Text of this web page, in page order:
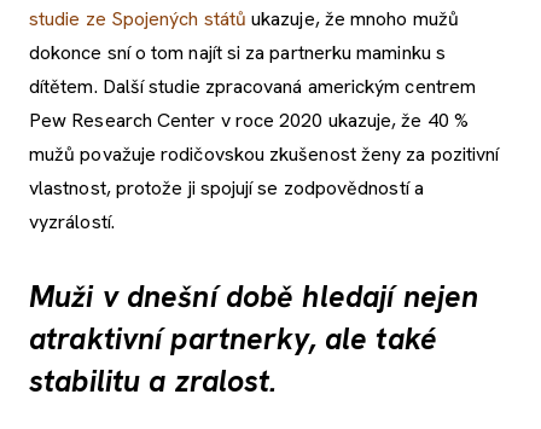
studie ze Spojených států ukazuje, že mnoho mužů
dokonce sní o tom najít si za partnerku maminku s
dítětem. Další studie zpracovaná americkým centrem
Pew Research Center v roce 2020 ukazuje, že 40 %
mužů považuje rodičovskou zkušenost ženy za pozitivní
vlastnost, protože ji spojují se zodpovědností a
vyzrálostí.
Muži v dnešní době hledají nejen
atraktivní partnerky, ale také
stabilitu a zralost.